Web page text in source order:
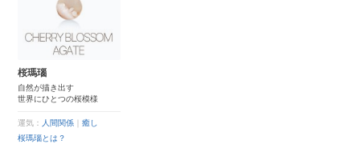
桜瑪瑙
自然が描き出す
世界にひとつの桜模様
運気： 人間関係 ｜癒し
桜瑪瑙とは？